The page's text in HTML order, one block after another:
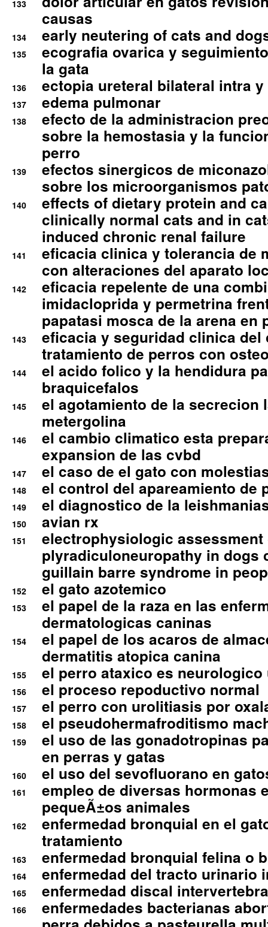
133
causas
134 early neutering of cats and
135
ecografia ovarica y
la gata
136 ectopia ureteral bilateral intra
137 edema pulmonar
138
efecto de la administracion
sobre la hemostasia y la
perro
139
efectos sinergicos de
sobre los microorganismos
140
effects of dietary protein and
clinically normal cats and in
induced chronic renal failure
141
eficacia clinica y tolerancia de
con alteraciones del aparato
142
eficacia repelente de una
imidacloprida y permetrina
papatasi mosca de la arena en
143
eficacia y seguridad clinica del
tratamiento de perros con
144
el acido folico y la hendidura
braquicefalos
145
el agotamiento de la secrecion
metergolina
146
el cambio climatico esta
expansion de las cvbd
147 el caso de el gato con
148 el control del apareamiento de
149 el diagnostico de la
150 avian rx
151
electrophysiologic assessment
plyradiculoneuropathy in dogs
guillain barre syndrome in
152 el gato azotemico
153
el papel de la raza en las
dermatologicas caninas
154
el papel de los acaros de
dermatitis atopica canina
155 el perro ataxico es
156 el proceso repoductivo normal
157 el perro con urolitiasis por
158 el pseudohermafroditismo
159
el uso de las gonadotropinas
en perras y gatas
160 el uso del sevofluorano en
161
empleo de diversas hormonas
pequeÃ±os animales
162
enfermedad bronquial en el
tratamiento
163 enfermedad bronquial felina o
164 enfermedad del tracto urinario
165 enfermedad discal
166
enfermedades bacterianas